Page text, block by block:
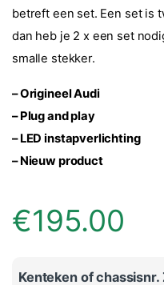
betreft een set. Een set is
dan heb je 2 x een set
smalle stekker.
– Origineel Audi
– Plug and play
– LED instapverlichting
– Nieuw product
€195.00
Kenteken of